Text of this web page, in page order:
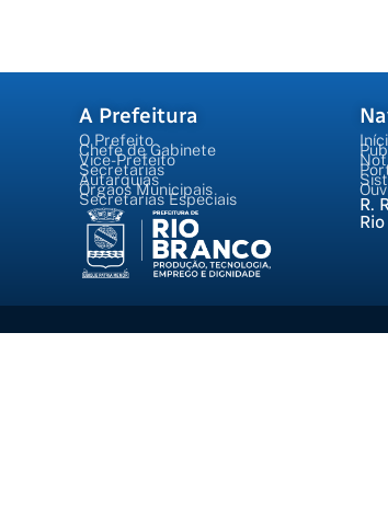
A Prefeitura
O Prefeito
Chefe de Gabinete
Vice-Prefeito
Secretarias
Autarquias
Órgãos Municipais
Secretarias Especiais
R.